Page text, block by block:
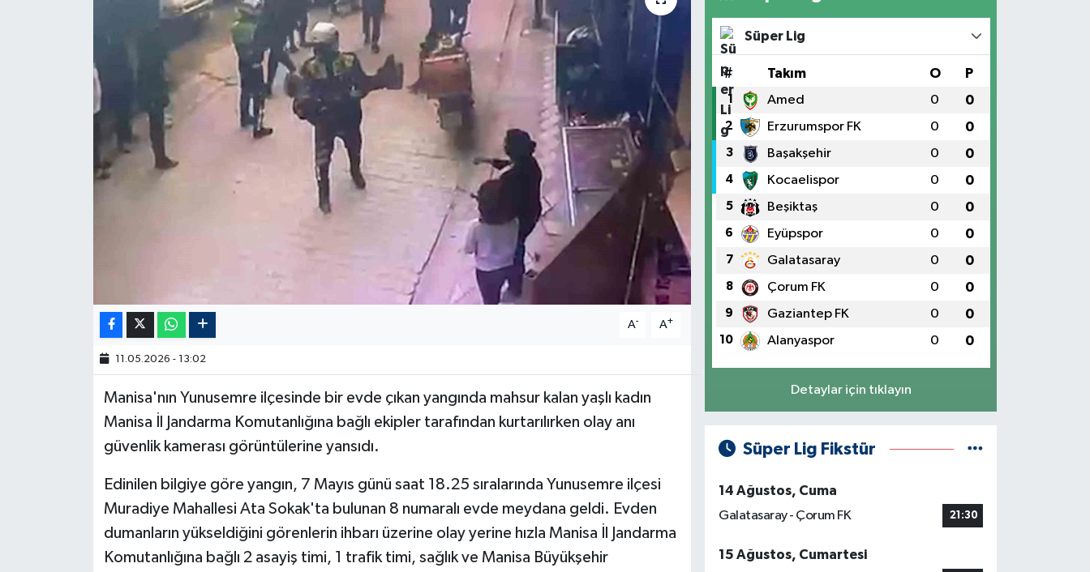
A- A+
11.05.2026 - 13:02
Manisa'nın Yunusemre ilçesinde bir evde çıkan yangında mahsur kalan yaşlı kadın
Manisa İl Jandarma Komutanlığına bağlı ekipler tarafından kurtarılırken olay anı
güvenlik kamerası görüntülerine yansıdı.
Edinilen bilgiye göre yangın, 7 Mayıs günü saat 18.25 sıralarında Yunusemre ilçesi
Muradiye Mahallesi Ata Sokak'ta bulunan 8 numaralı evde meydana geldi. Evden
dumanların yükseldiğini görenlerin ihbarı üzerine olay yerine hızla Manisa İl Jandarma
Komutanlığına bağlı 2 asayiş timi, 1 trafik timi, sağlık ve Manisa Büyükşehir
Süper Lig
# Takım O P
1 Amed 0 0
2 Erzurumspor FK 0 0
3 Başakşehir 0 0
4 Kocaelispor 0 0
5 Beşiktaş 0 0
6 Eyüpspor 0 0
7 Galatasaray 0 0
8 Çorum FK 0 0
9 Gaziantep FK 0 0
10 Alanyaspor 0 0
Detaylar için tıklayın
Süper Lig Fikstür
14 Ağustos, Cuma
Galatasaray - Çorum FK
21:30
15 Ağustos, Cumartesi